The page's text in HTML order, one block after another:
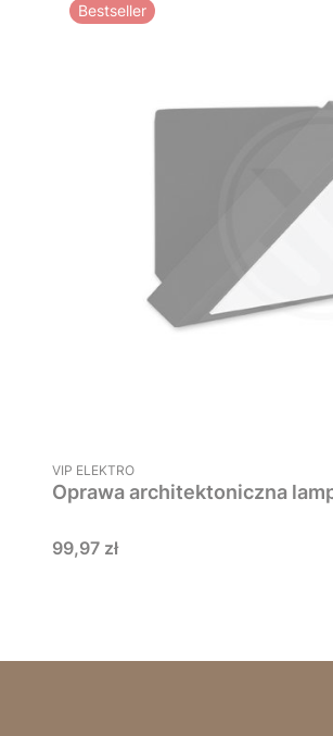
Bestseller
PRODUCENT
VIP ELEKTRO
Oprawa architektoniczna
Cena
99,97 zł